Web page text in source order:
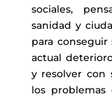
sociales,
sanidad y
para
actual
y resolver con
los